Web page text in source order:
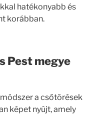
hatékonyabb és
korábban.
Pest megye
a csőtörések
képet nyújt, amely